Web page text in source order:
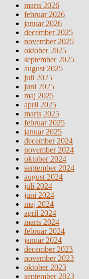
marts 2026
februar 2026
januar 2026
december 2025
november 2025
oktober 2025
september 2025
august 2025
juli 2025
juni 2025
maj 2025
april 2025
marts 2025
februar 2025
januar 2025
december 2024
november 2024
oktober 2024
september 2024
august 2024
juli 2024
juni 2024
maj 2024
april 2024
marts 2024
februar 2024
januar 2024
december 2023
november 2023
oktober 2023
september 2023